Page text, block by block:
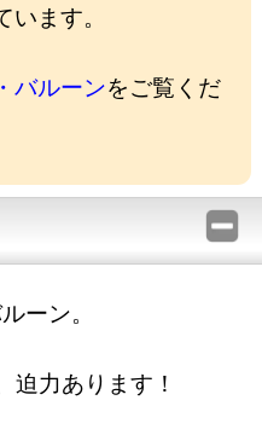
ます。
バルーンをご覧くだ
ーン。
迫力あります！